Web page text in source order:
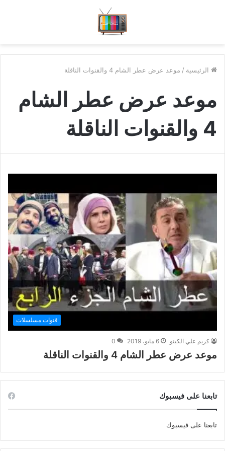
الرئيسية / موعد عرض عطر الشام 4 والقنوات الناقلة
موعد عرض عطر الشام
4 والقنوات الناقلة
قنوات مسلسلات
كريم علي الكيتو 6 مايو، 2019 0
موعد عرض عطر الشام 4 والقنوات الناقلة
تابعنا على فيسبوك
تابعنا على فيسبوك